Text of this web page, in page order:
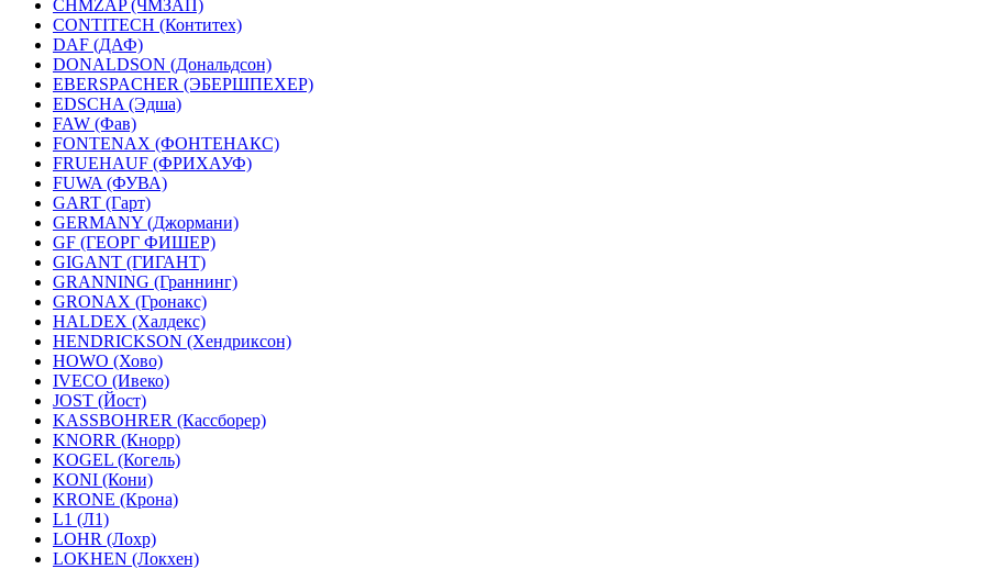
CHMZAP (ЧМЗАП)
CONTITECH (Контитех)
DAF (ДАФ)
DONALDSON (Дональдсон)
EBERSPACHER (ЭБЕРШПЕХЕР)
EDSCHA (Эдша)
FAW (Фав)
FONTENAX (ФОНТЕНАКС)
FRUEHAUF (ФРИХАУФ)
FUWA (ФУВА)
GART (Гарт)
GERMANY (Джормани)
GF (ГЕОРГ ФИШЕР)
GIGANT (ГИГАНТ)
GRANNING (Граннинг)
GRONAX (Гронакс)
HALDEX (Халдекс)
HENDRICKSON (Хендриксон)
HOWO (Хово)
IVECO (Ивеко)
JOST (Йост)
KASSBOHRER (Касcборер)
KNORR (Кнорр)
KOGEL (Когель)
KONI (Кони)
KRONE (Крона)
L1 (Л1)
LOHR (Лохр)
LOKHEN (Локхен)